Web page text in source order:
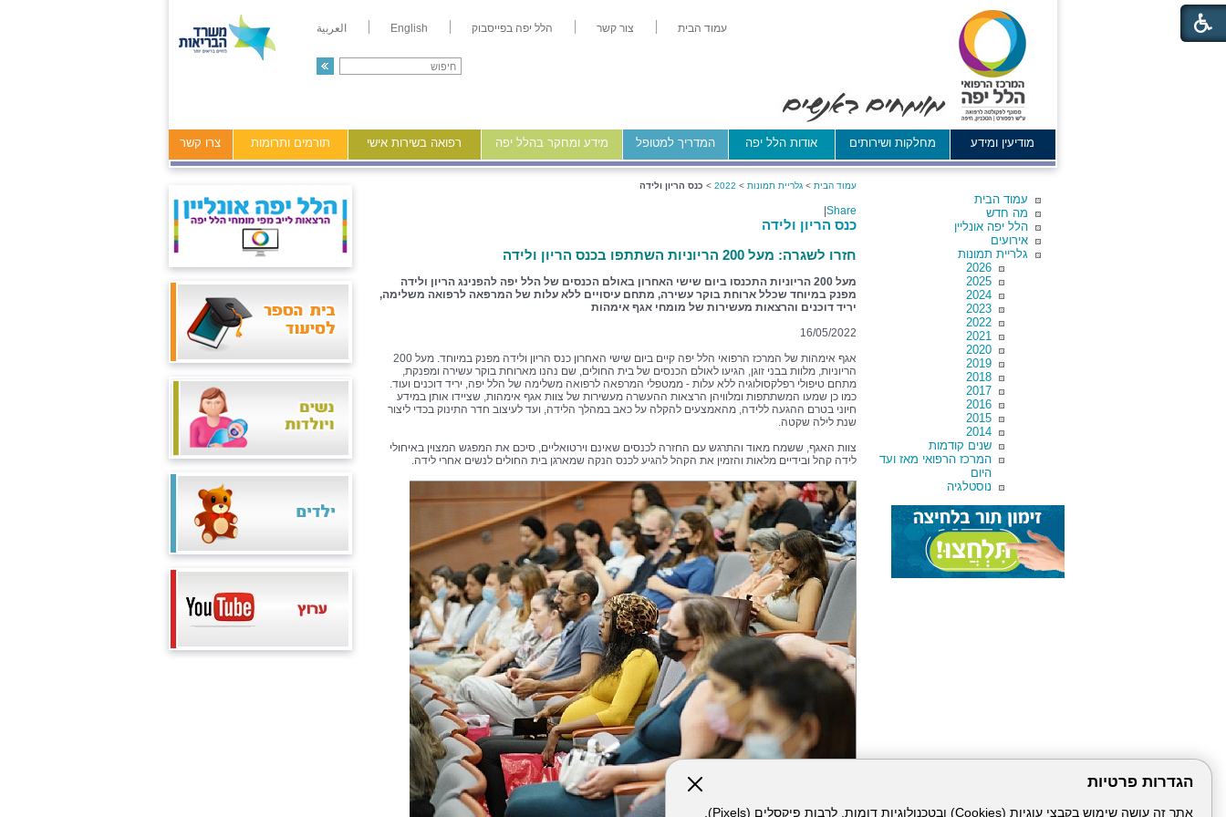
הגדרות פרטיות
אתר זה עושה שימוש בקבצי עוגיות (Cookies) ובטכנולוגיות דומות, לרבות פיקסלים (Pixels),
עמוד הבית צור קשר הלל יפה בפייסבוק English العربية
מודיעין ומידע מחלקות ושירותים אודות הלל יפה המדריך למטופל מידע ומחקר בהלל יפה רפואה בשירות אישי תורמים ותרומות צרו קשר
עמוד הבית
מה חדש
הלל יפה אונליין
אירועים
גלריית תמונות
2026
2025
2024
2023
2022
2021
2020
2019
2018
2017
2016
2015
2014
שנים קודמות
המרכז הרפואי מאז ועד
היום
נוסטלגיה
עמוד הבית > גלריית תמונות >
2022
> כנס הריון ולידה
Share
כנס הריון ולידה
חזרו לשגרה: מעל 200 הריוניות השתתפו בכנס הריון ולידה
מעל 200 הריוניות התכנסו ביום שישי האחרון באולם הכנסים של הלל יפה להפנינג הריון ולידה
מפנק במיוחד שכלל ארוחת בוקר עשירה, מתחם עיסויים ללא עלות של המרפאה לרפואה משלימה,
יריד דוכנים והרצאות מעשירות של מומחי אגף אימהות
16/05/2022
אגף אימהות של המרכז הרפואי הלל יפה קיים ביום שישי האחרון כנס הריון ולידה מפנק במיוחד. מעל 200
הריוניות, מלוות בבני זוגן, הגיעו לאולם הכנסים של בית החולים, שם נהנו מארוחת בוקר עשירה ומפנקת,
מתחם טיפולי רפלקסולוגיה ללא עלות - ממטפלי המרפאה לרפואה משלימה של הלל יפה, יריד דוכנים ועוד.
כמו כן שמעו המשתתפות ומלוויהן הרצאות ההעשרה מעשירות של צוות אגף אימהות, שציידו אותן במידע
חיוני בטרם ההגעה ללידה, מהאמצעים להקלה על כאב במהלך הלידה, ועד לעיצוב חדר התינוק בכדי ליצור
שנת לילה שקטה.
צוות האגף, ששמח מאוד והתרגש עם החזרה לכנסים שאינם וירטואליים, סיכם את המפגש המצוין באיחולי
לידה קהל ובידיים מלאות והזמין את הקהל להגיע לכנס הנקה שמארגן בית החולים לנשים אחרי לידה.